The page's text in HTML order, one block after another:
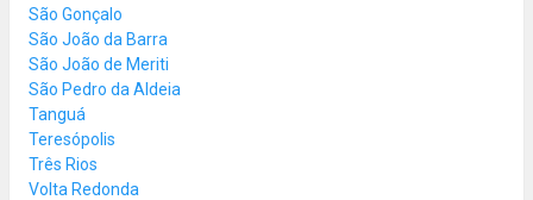
São Gonçalo
São João da Barra
São João de Meriti
São Pedro da Aldeia
Tanguá
Teresópolis
Três Rios
Volta Redonda